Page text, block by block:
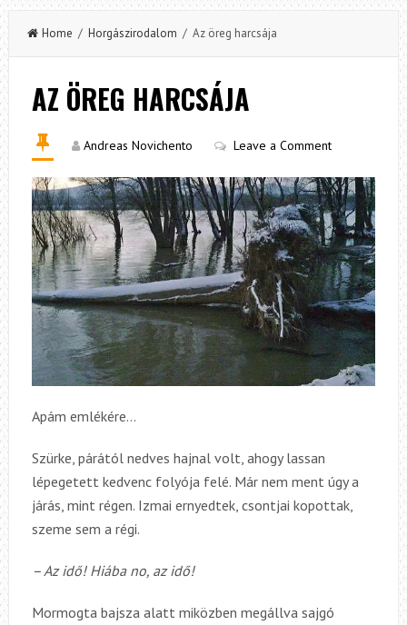
Home / Horgászirodalom / Az öreg harcsája
AZ ÖREG HARCSÁJA
Andreas Novichento Leave a Comment
Apám emlékére…
Szürke, párától nedves hajnal volt, ahogy lassan
lépegetett kedvenc folyója felé. Már nem ment úgy a
járás, mint régen. Izmai ernyedtek, csontjai kopottak,
szeme sem a régi.
– Az idő! Hiába no, az idő!
Mormogta bajsza alatt miközben megállva sajgó